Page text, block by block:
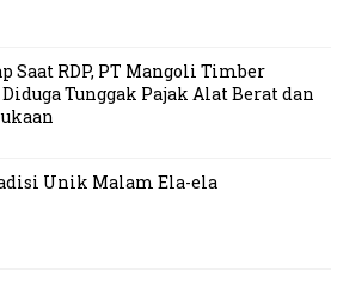
Saat RDP, PT Mangoli Timber
Tunggak Pajak Alat Berat dan
Unik Malam Ela-ela